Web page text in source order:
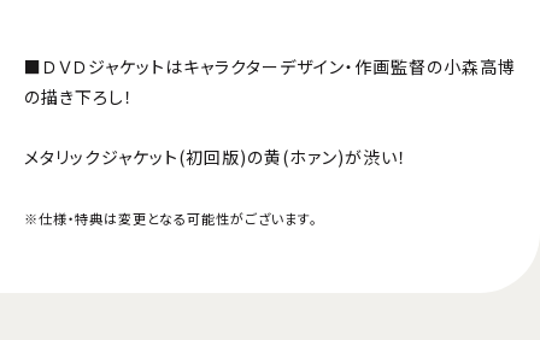
■ＤＶＤジャケットはキャラクターデザイン・作画監督の小森高博
の描き下ろし！
メタリックジャケット(初回版)の黄(ホァン)が渋い！
※仕様・特典は変更となる可能性がございます。